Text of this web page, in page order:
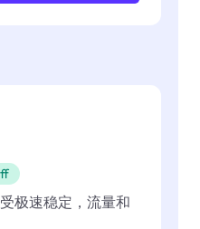
极速稳定，流量和